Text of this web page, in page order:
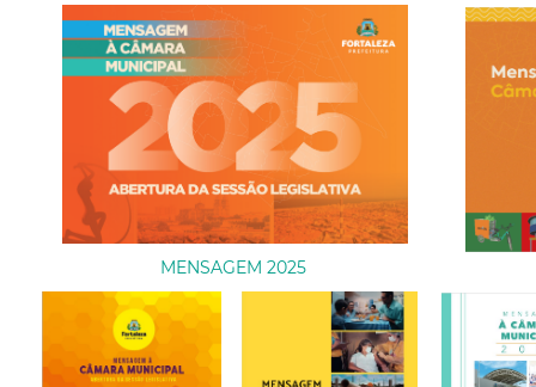
MENSAGEM 2025